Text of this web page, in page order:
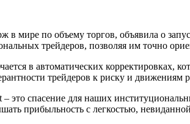
мире по объему торгов, объявила о
трейдеров, позволяя им точно
в автоматических корректировках,
трейдеров к риску и
– это спасение для наших
прибыльность с легкостью,